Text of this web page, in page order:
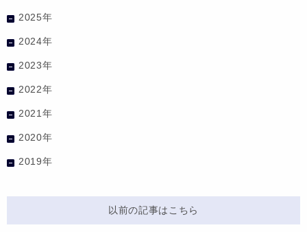
2025年
2024年
2023年
2022年
2021年
2020年
2019年
以前の記事はこちら